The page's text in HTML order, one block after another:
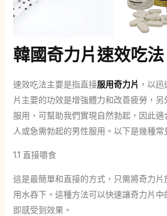
韓國奇力片速效吃法
速效吃法主要是指直接服用奇力片 ，以
片主要的功效是增強體力和改善疲勞，
服用，可幫助我們實現自然勃起，因此
人或急需勃起的男性服用。以下是幾種常
1.1 直接嚼食
這是最簡單和直接的方式，只需將奇力
用水吞下。這種方法可以快速讓奇力片
即感受到效果。